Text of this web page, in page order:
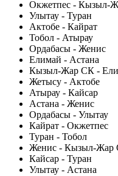
Окжетпес - Кызыл-
Улытау - Туран
Актобе - Кайрат
Тобол - Атырау
Ордабасы - Женис
Елимай - Астана
Кызыл-Жар СК -
Жетысу - Актобе
Атырау - Кайсар
Астана - Женис
Ордабасы - Улытау
Кайрат - Окжетпес
Туран - Тобол
Женис - Кызыл-Жар
Кайсар - Туран
Улытау - Астана